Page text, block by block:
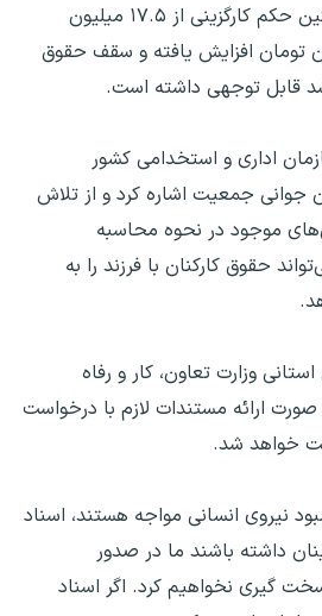
سلمانی تشریح کرد: میانگین حکم کارگزینی از ۱۷.۵ میلیون
حدود ۲۱ میلیون تومان افزایش یافته و سقف حقوق
قابل توجهی داشته است.
اداری و استخدامی کشور
جمعیت اشاره کرد و از تلاش
موجود در نحوه محاسبه
حقوق کارکنان با فرزند را به
وزارت تعاون، کار و رفاه
ارائه مستندات لازم با درخواست
خواهد شد.
نیروی انسانی مواجه هستند، اسناد
داشته باشند ما در صدور
گیری نخواهیم کرد. اگر اسناد